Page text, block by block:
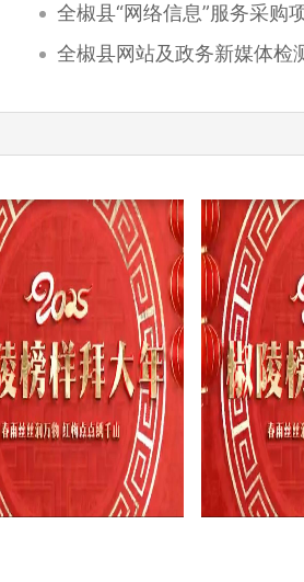
全椒县“网络信息”服务采购项
全椒县网站及政务新媒体检